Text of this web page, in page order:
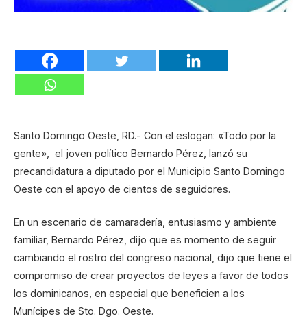
Santo Domingo Oeste, RD.- Con el eslogan: «Todo por la
gente», el joven político Bernardo Pérez, lanzó su
precandidatura a diputado por el Municipio Santo Domingo
Oeste con el apoyo de cientos de seguidores.
En un escenario de camaradería, entusiasmo y ambiente
familiar, Bernardo Pérez, dijo que es momento de seguir
cambiando el rostro del congreso nacional, dijo que tiene el
compromiso de crear proyectos de leyes a favor de todos
los dominicanos, en especial que beneficien a los
Munícipes de Sto. Dgo. Oeste.